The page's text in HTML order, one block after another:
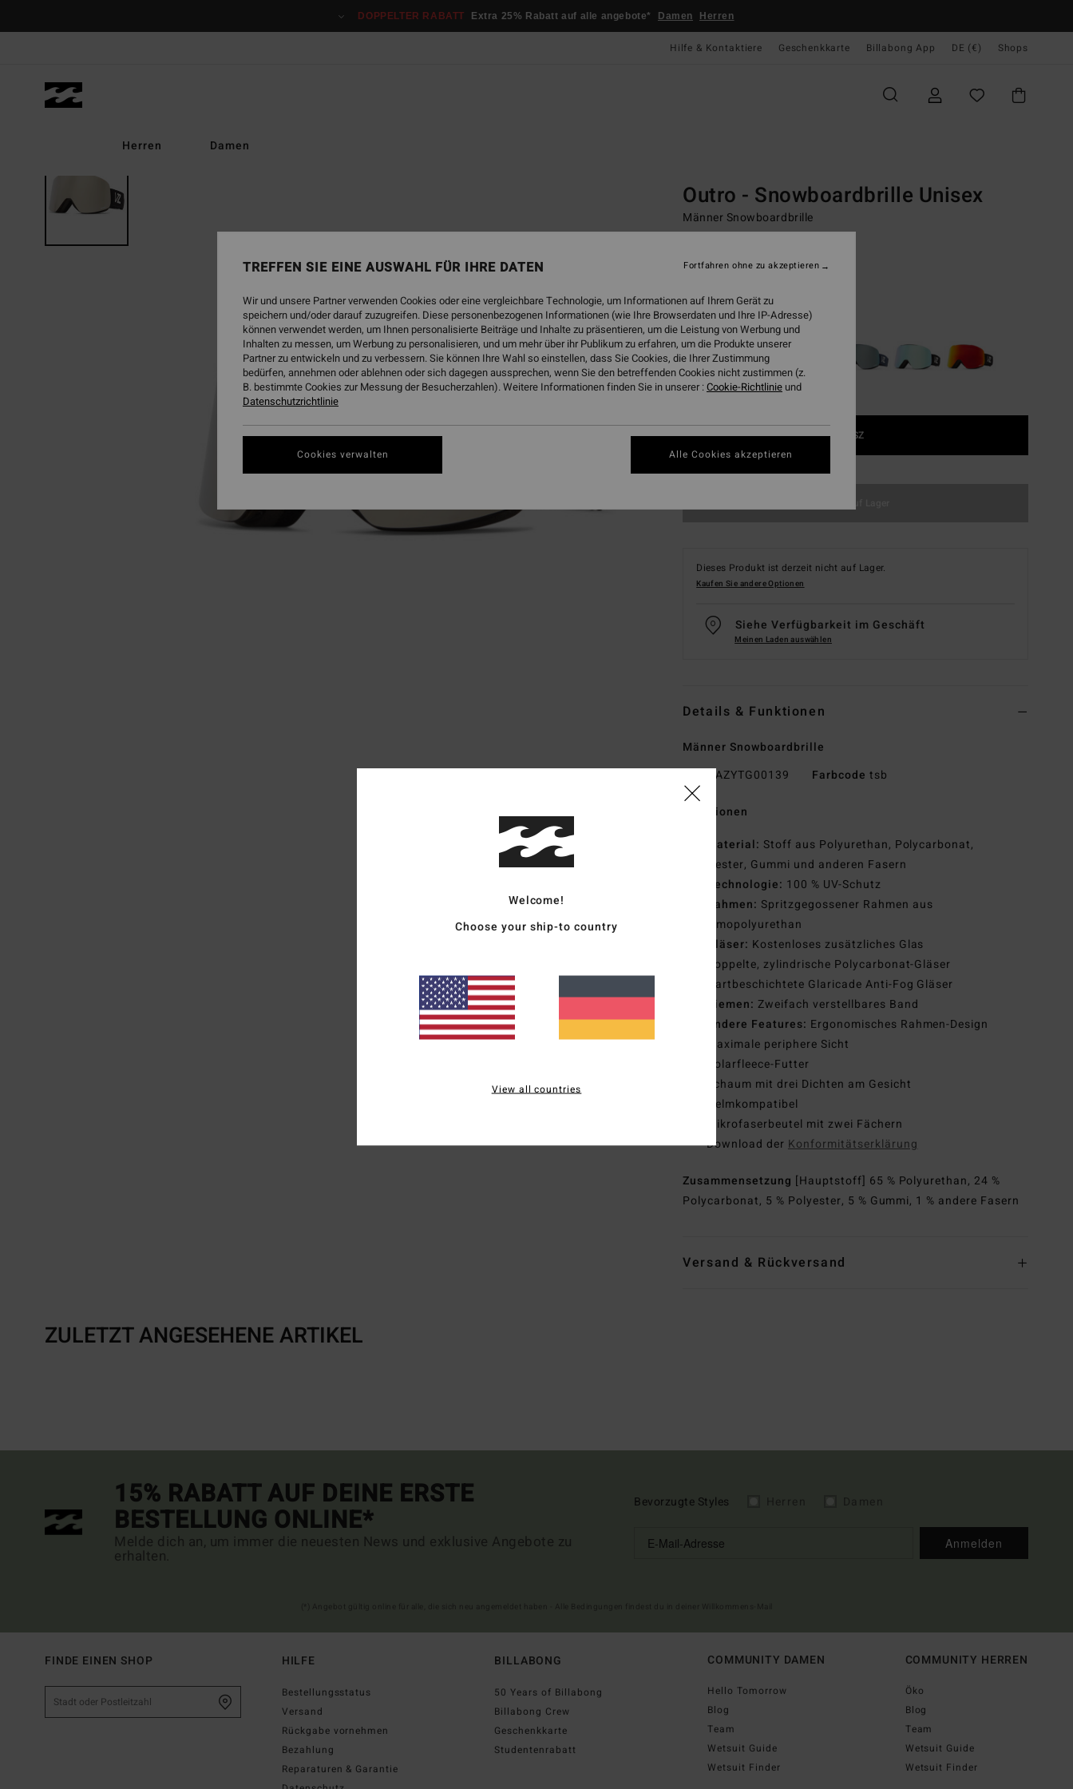
DOPPELTER RABATT Extra 25% Rabatt auf alle angebote* Damen Herren
Hilfe & Kontaktiere Geschenkkarte Billabong App DE (€) Shops
Herren Damen
Outro - Snowboardbrille Unisex
Männer Snowboardbrille
90,00 €
FarbeTort Satin/brz Polar
1SZ
Dieses Produkt ist derzeit nicht auf Lager.
Kaufen Sie andere Optionen
Siehe Verfügbarkeit im Geschäft
Meinen Laden auswählen
Details & Funktionen
Männer Snowboardbrille
AZYTG00139 Farbcode tsb
Funktionen
Material: Stoff aus Polyurethan, Polycarbonat,
Polyester, Gummi und anderen Fasern
Technologie: 100 % UV-Schutz
Rahmen: Spritzgegossener Rahmen aus
Thermopolyurethan
Gläser: Kostenloses zusätzliches Glas
Doppelte, zylindrische Polycarbonat-Gläser
Hartbeschichtete Glaricade Anti-Fog Gläser
Riemen: Zweifach verstellbares Band
Andere Features: Ergonomisches Rahmen-Design
Maximale periphere Sicht
Polarfleece-Futter
Schaum mit drei Dichten am Gesicht
Helmkompatibel
Mikrofaserbeutel mit zwei Fächern
Download der Konformitätserklärung
Zusammensetzung [Hauptstoff] 65 % Polyurethan, 24 %
Polycarbonat, 5 % Polyester, 5 % Gummi, 1 % andere Fasern
Versand & Rückversand
ZULETZT ANGESEHENE ARTIKEL
15% RABATT AUF DEINE ERSTE
BESTELLUNG ONLINE*
Melde dich an, um immer die neuesten News und exklusive Angebote zu
erhalten.
Bevorzugte Styles
Anmelden
FINDE EINEN SHOP HILFE
Bestellungsstatus
Versand
Rückgabe vornehmen
Bezahlung
Reparaturen & Garantie
BILLABONG
50 Years of Billabong
Billabong Crew
Geschenkkarte
Studentenrabatt
COMMUNITY DAMEN
Hello Tomorrow
Blog
Team
Wetsuit Guide
Wetsuit Finder
COMMUNITY HERREN
Öko
Blog
Team
Wetsuit Guide
Wetsuit Finder
Welcome!
Choose your ship-to country
View all countries
TREFFEN SIE EINE AUSWAHL FÜR IHRE DATEN
Wir und unsere Partner verwenden Cookies oder eine vergleichbare Technologie, um Informationen auf Ihrem Gerät zu
speichern und/oder darauf zuzugreifen. Diese personenbezogenen Informationen (wie Ihre Browserdaten und Ihre IP-Adresse)
können verwendet werden, um Ihnen personalisierte Beiträge und Inhalte zu präsentieren, um die Leistung von Werbung und
Inhalten zu messen, um Werbung zu personalisieren, und um mehr über ihr Publikum zu erfahren, um die Produkte unserer
Partner zu entwickeln und zu verbessern. Sie können Ihre Wahl so einstellen, dass Sie Cookies, die Ihrer Zustimmung
bedürfen, annehmen oder ablehnen oder sich dagegen aussprechen, wenn Sie den betreffenden Cookies nicht zustimmen (z.
B. bestimmte Cookies zur Messung der Besucherzahlen). Weitere Informationen finden Sie in unserer :Cookie-Richtlinie und
Datenschutzrichtlinie
Cookies verwalten
Fortfahren ohne zu akzeptieren
Alle Cookies akzeptieren